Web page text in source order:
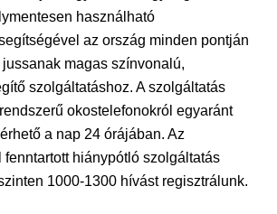
használható
az ország minden pontján
magas színvonalú,
szolgáltatáshoz. A szolgáltatás
okostelefonokról egyaránt
a nap 24 órájában. Az
fenntartott hiánypótló szolgáltatás
1000-1300 hívást regisztrálunk.